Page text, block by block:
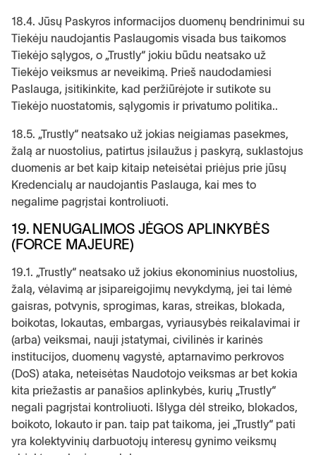
18.4. Jūsų Paskyros informacijos duomenų bendrinimui su
Tiekėju naudojantis Paslaugomis visada bus taikomos
Tiekėjo sąlygos, o „Trustly“ jokiu būdu neatsako už
Tiekėjo veiksmus ar neveikimą. Prieš naudodamiesi
Paslauga, įsitikinkite, kad peržiūrėjote ir sutikote su
Tiekėjo nuostatomis, sąlygomis ir privatumo politika..
18.5. „Trustly“ neatsako už jokias neigiamas pasekmes,
žalą ar nuostolius, patirtus įsilaužus į paskyrą, suklastojus
duomenis ar bet kaip kitaip neteisėtai priėjus prie jūsų
Kredencialų ar naudojantis Paslauga, kai mes to
negalime pagrįstai kontroliuoti.
19. NENUGALIMOS JĖGOS APLINKYBĖS
(FORCE MAJEURE)
19.1. „Trustly“ neatsako už jokius ekonominius nuostolius,
žalą, vėlavimą ar įsipareigojimų nevykdymą, jei tai lėmė
gaisras, potvynis, sprogimas, karas, streikas, blokada,
boikotas, lokautas, embargas, vyriausybės reikalavimai ir
(arba) veiksmai, nauji įstatymai, civilinės ir karinės
institucijos, duomenų vagystė, aptarnavimo perkrovos
(DoS) ataka, neteisėtas Naudotojo veiksmas ar bet kokia
kita priežastis ar panašios aplinkybės, kurių „Trustly“
negali pagrįstai kontroliuoti. Išlyga dėl streiko, blokados,
boikoto, lokauto ir pan. taip pat taikoma, jei „Trustly“ pati
yra kolektyvinių darbuotojų interesų gynimo veiksmų